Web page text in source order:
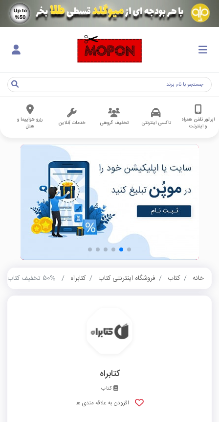
اپراتور تلفن همراه
و اینترنت
تاکسی اینترنتی تخفیف گروهی خدمات آنلاین
رزرو هواپیما و
هتل
خانه کتاب فروشگاه اینترنتی کتاب کتابراه
کتابراه
کتاب
افزودن به علاقه مندی ها